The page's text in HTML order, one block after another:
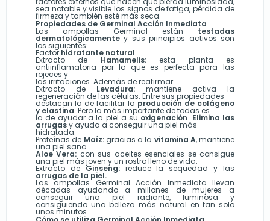
sea notable y visible los signos de fatiga, pérdida de
firmeza y también esté más seca.
Propiedades de Germinal Acción Inmediata
Las ampollas Germinal están testadas
dermatológicamente y sus principios activos son
los siguientes:
Factor hidratante natural
Extracto de Hamamelis:esta planta es
antiinflamatoria por lo que es perfecta para las
rojeces y
las irritaciones. Además de reafirmar.
Extracto de Levadura: mantiene activa la
regeneración de las células. Entre sus propiedades
destacan la de facilitar la producción de colágeno
y elastina. Pero la más importante de todas es
la de ayudar a la piel a su oxigenación. Elimina las
arrugasy ayuda a conseguir una piel más
hidratada.
Proteínas de Maíz: gracias a la vitamina A, mantiene
una piel sana.
Aloe Vera: con sus aceites esenciales se consigue
una piel más joven y un rostro lleno de vida.
Extracto de Ginseng: reduce la sequedad y las
arrugas de la piel.
Las ampollas Germinal Acción Inmediata llevan
décadas ayudando a millones de mujeres a
conseguir una piel radiante, luminosa y
consiguiendo una belleza más natural en tan solo
unos minutos.